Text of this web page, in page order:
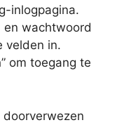
inlogpagina.
en wachtwoord
velden in.
om toegang te